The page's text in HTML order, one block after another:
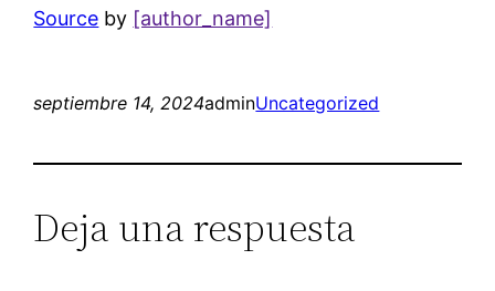
Source by [author_name]
septiembre 14, 2024adminUncategorized
Deja una respuesta